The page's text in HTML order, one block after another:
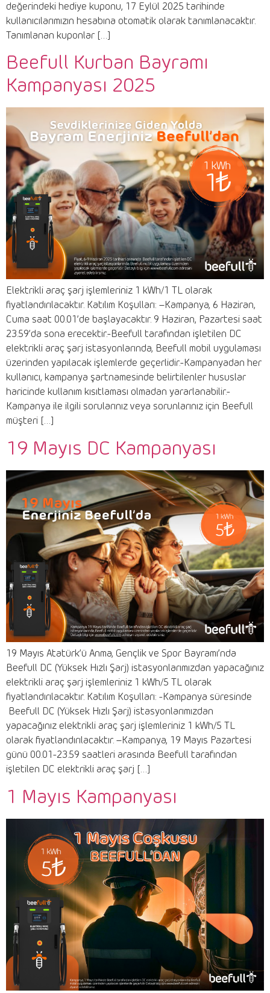
değerindeki hediye kuponu, 17 Eylül 2025 tarihinde
kullanıcılarımızın hesabına otomatik olarak tanımlanacaktır.
Tanımlanan kuponlar […]
Beefull Kurban Bayramı
Kampanyası 2025
Elektrikli araç şarj işlemleriniz 1 kWh/1 TL olarak
fiyatlandırılacaktır. Katılım Koşulları: –Kampanya, 6 Haziran,
Cuma saat 00.01’de başlayacaktır. 9 Haziran, Pazartesi saat
23.59’da sona erecektir.-Beefull tarafından işletilen DC
elektrikli araç şarj istasyonlarında, Beefull mobil uygulaması
üzerinden yapılacak işlemlerde geçerlidir.-Kampanyadan her
kullanıcı, kampanya şartnamesinde belirtilenler hususlar
haricinde kullanım kısıtlaması olmadan yararlanabilir.-
Kampanya ile ilgili sorularınız veya sorunlarınız için Beefull
müşteri […]
19 Mayıs DC Kampanyası
19 Mayıs Atatürk’ü Anma, Gençlik ve Spor Bayramı’nda
Beefull DC (Yüksek Hızlı Şarj) istasyonlarımızdan yapacağınız
elektrikli araç şarj işlemleriniz 1 kWh/5 TL olarak
fiyatlandırılacaktır. Katılım Koşulları: -Kampanya süresinde
Beefull DC (Yüksek Hızlı Şarj) istasyonlarımızdan
yapacağınız elektrikli araç şarj işlemleriniz 1 kWh/5 TL
olarak fiyatlandırılacaktır. –Kampanya, 19 Mayıs Pazartesi
günü 00.01-23.59 saatleri arasında Beefull tarafından
işletilen DC elektrikli araç şarj […]
1 Mayıs Kampanyası